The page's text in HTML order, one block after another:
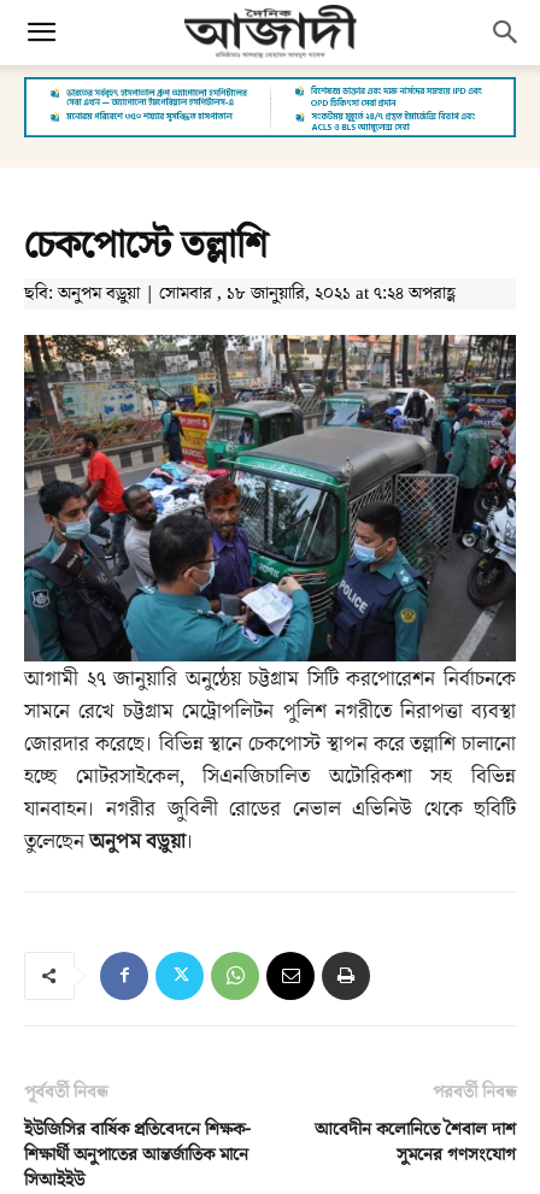
চেকপোস্টে তল্লাশি
ছবি: অনুপম বড়ুয়া | সোমবার , ১৮ জানুয়ারি, ২০২১ at ৭:২৪ অপরাহ্ণ
আগামী ২৭ জানুয়ারি অনুষ্ঠেয় চট্টগ্রাম সিটি করপোরেশন নির্বাচনকে
সামনে রেখে চট্টগ্রাম মেট্রোপলিটন পুলিশ নগরীতে নিরাপত্তা ব্যবস্থা
জোরদার করেছে। বিভিন্ন স্থানে চেকপোস্ট স্থাপন করে তল্লাশি চালানো
হচ্ছে মোটরসাইকেল, সিএনজিচালিত অটোরিকশা সহ বিভিন্ন
যানবাহন। নগরীর জুবিলী রোডের নেভাল এভিনিউ থেকে ছবিটি
তুলেছেনঅনুপম বড়ুয়া।
পূর্ববর্তী নিবন্ধ
ইউজিসির বার্ষিক প্রতিবেদনে শিক্ষক-
শিক্ষার্থী অনুপাতের আন্তর্জাতিক মানে
সিআইইউ
পরবর্তী নিবন্ধ
আবেদীন কলোনিতে শৈবাল দাশ
সুমনের গণসংযোগ